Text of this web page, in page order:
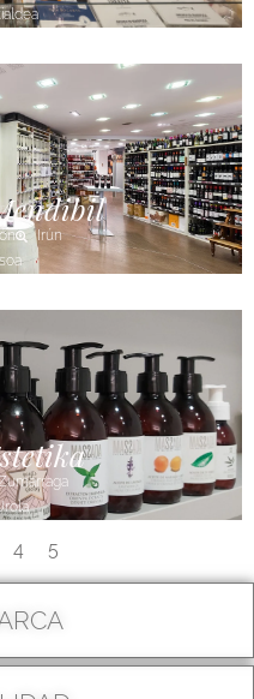
Irún
4 5